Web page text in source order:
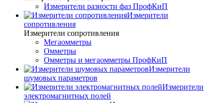
Измерители разности фаз ПрофКиП
Измерители
сопротивления
Измерители сопротивления
Мегаомметры
Омметры
Омметры и мегаомметры ПрофКиП
Измерители
шумовых параметров
Измерители
электромагнитных полей